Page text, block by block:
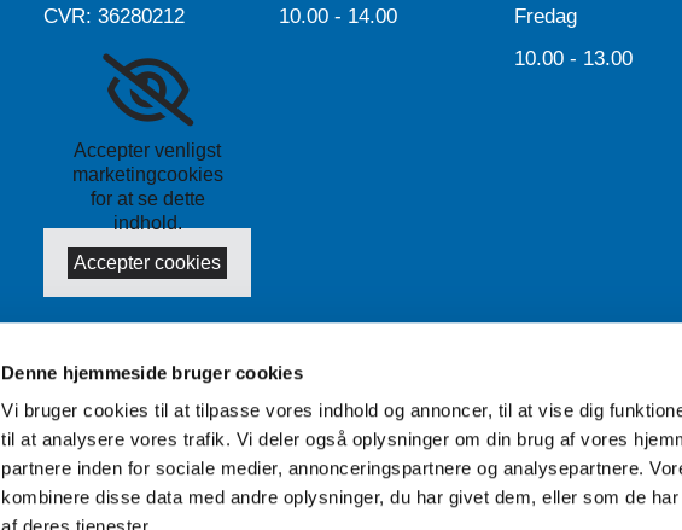
Denne hjemmeside bruger cookies
Vi bruger cookies til at tilpasse vores indhold og annoncer, til at vise dig
til at analysere vores trafik. Vi deler også oplysninger om din brug af vores
partnere inden for sociale medier, annonceringspartnere og analysepartnere.
kombinere disse data med andre oplysninger, du har givet dem, eller som de
CVR: 36280212
Accepter venligst
marketingcookies
for at se dette
indhold.
Accepter cookies
10.00 - 14.00
Fredag
10.00 - 13.00
Tilgængelighedserklæring